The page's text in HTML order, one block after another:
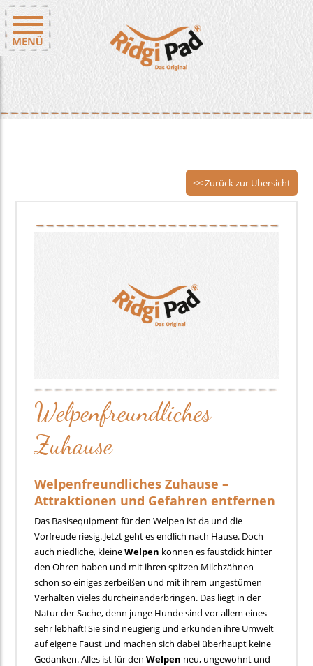
<< Zurück zur Übersicht
Welpenfreundliches
Zuhause
Welpenfreundliches Zuhause –
Attraktionen und Gefahren entfernen
Das Basisequipment für den Welpen ist da und die
Vorfreude riesig. Jetzt geht es endlich nach Hause. Doch
auch niedliche, kleineWelpen können es faustdick hinter
den Ohren haben und mit ihren spitzen Milchzähnen
schon so einiges zerbeißen und mit ihrem ungestümen
Verhalten vieles durcheinanderbringen. Das liegt in der
Natur der Sache, denn junge Hunde sind vor allem eines –
sehr lebhaft! Sie sind neugierig und erkunden ihre Umwelt
auf eigene Faust und machen sich dabei überhaupt keine
Gedanken. Alles ist für denWelpen neu, ungewohnt und